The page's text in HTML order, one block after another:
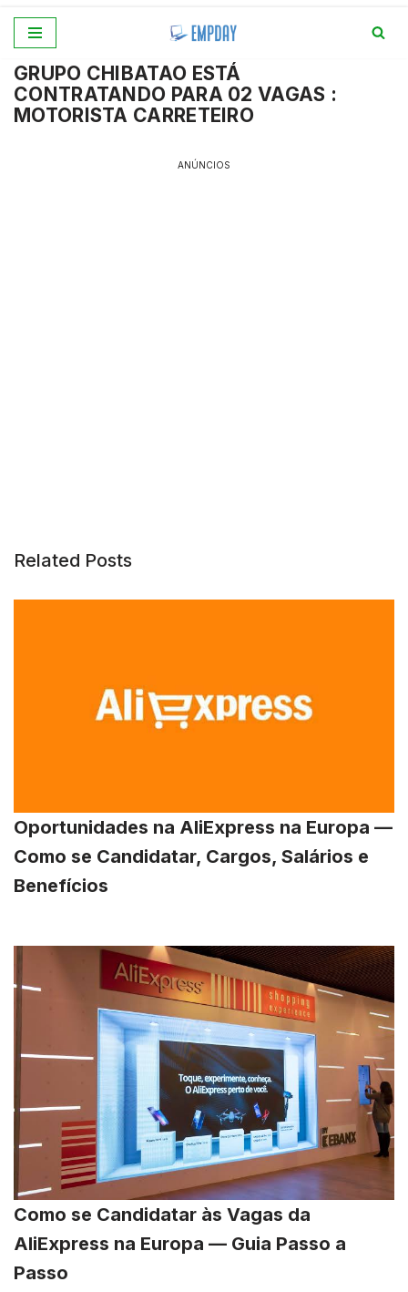
para
o
conteúdo
GRUPO CHIBATAO ESTÁ
CONTRATANDO PARA 02 VAGAS :
MOTORISTA CARRETEIRO
ANÚNCIOS
Related Posts
Oportunidades na AliExpress na Europa —
Como se Candidatar, Cargos, Salários e
Benefícios
Como se Candidatar às Vagas da
AliExpress na Europa — Guia Passo a
Passo